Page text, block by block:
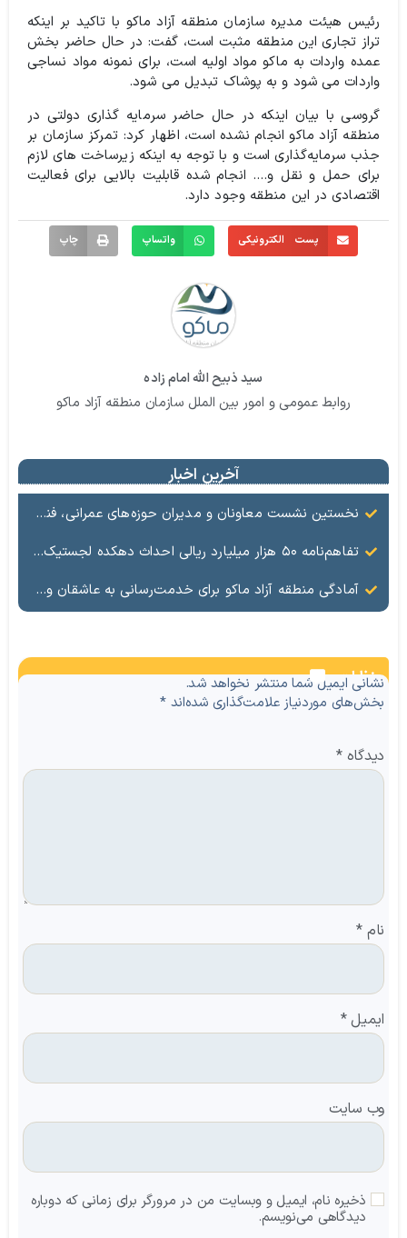
رئیس هیئت مدیره سازمان منطقه آزاد ماکو با تاکید بر اینکه
تراز تجاری این منطقه مثبت است، گفت: در حال حاضر بخش
عمده واردات به ماکو مواد اولیه است، برای نمونه مواد نساجی
واردات می شود و به پوشاک تبدیل می شود.
گروسی با بیان اینکه در حال حاضر سرمایه گذاری دولتی در
منطقه آزاد ماکو انجام نشده است، اظهار کرد: تمرکز سازمان بر
جذب سرمایه‌گذاری است و با توجه به اینکه زیرساخت های لازم
برای حمل و نقل و…. انجام شده قابلیت بالایی برای فعالیت
اقتصادی در این منطقه وجود دارد.
پست الکترونیکی واتساپ چاپ
سید ذبیح الله امام زاده
روابط عمومی و امور بین الملل سازمان منطقه آزاد ماکو
آخرین اخبار
نخستین نشست معاونان و مدیران حوزه‌های عمرانی، فنی، شهرسازی، محیط‌زیست، خدمات شهری و لجستیک ۱۸ منطقه آزاد در سال ۱۴۰۵ برگزار شد
تفاهم‌نامه ۵۰ هزار میلیارد ریالی احداث دهکده لجستیک ماکو امضا شد
آمادگی منطقه آزاد ماکو برای خدمت‌رسانی به عاشقان ولایت در آیین وداع و تشییع قائد امت
نظرات
نشانی ایمیل شما منتشر نخواهد شد.
بخش‌های موردنیاز علامت‌گذاری شده‌اند*
دیدگاه*
نام *
ایمیل*
وب‌ سایت
ذخیره نام، ایمیل و وبسایت من در مرورگر برای زمانی که دوباره
دیدگاهی می‌نویسم.